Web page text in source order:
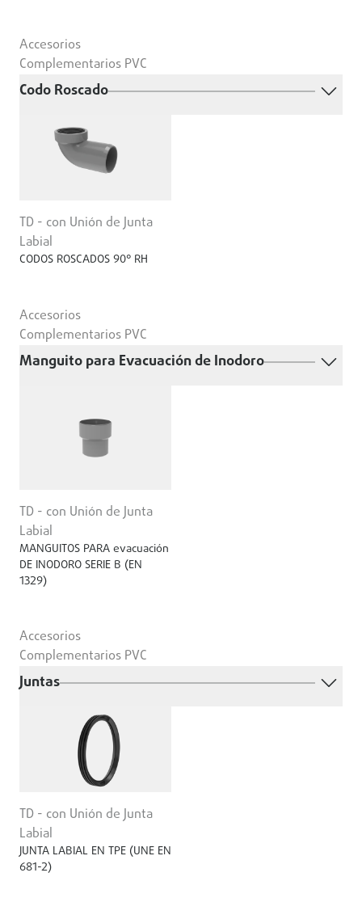
Accesorios
Complementarios PVC
Codo Roscado
TD - con Unión de Junta
Labial
CODOS ROSCADOS 90° RH
Accesorios
Complementarios PVC
Manguito para Evacuación de Inodoro
TD - con Unión de Junta
Labial
MANGUITOS PARA evacuación
DE INODORO SERIE B (EN
1329)
Accesorios
Complementarios PVC
Juntas
TD - con Unión de Junta
Labial
JUNTA LABIAL EN TPE (UNE EN
681-2)